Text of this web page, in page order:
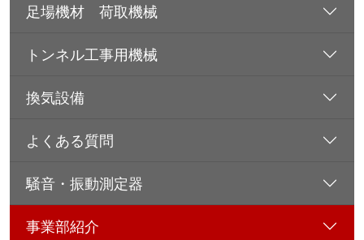
足場機材 荷取機械
トンネル工事用機械
換気設備
よくある質問
騒音・振動測定器
事業部紹介